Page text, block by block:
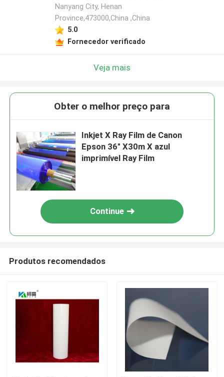
Nanyang City, Henan
Province,473000,China ,China
5.0
Fornecedor verificado
Veja mais
Obter o melhor preço para
Inkjet X Ray Film de Canon
Epson 36" X30m X azul
imprimível Ray Film
Continue
Produtos recomendados